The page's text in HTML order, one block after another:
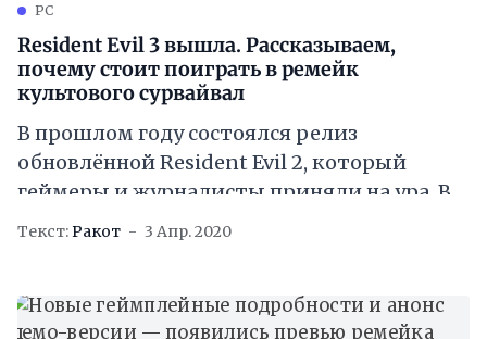
PC
Resident Evil 3 вышла. Рассказываем,
почему стоит поиграть в ремейк
культового сурвайвал
В прошлом году состоялся релиз
обновлённой Resident Evil 2, который
геймеры и журналисты приняли на ура. В
игре было прекрасно абсолютно всё:
Текст:Ракот 3 Апр. 2020